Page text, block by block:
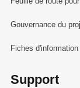
Gouvernance du
Fiches d'information
Support